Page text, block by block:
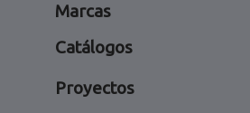
Marcas
Catálogos
Proyectos